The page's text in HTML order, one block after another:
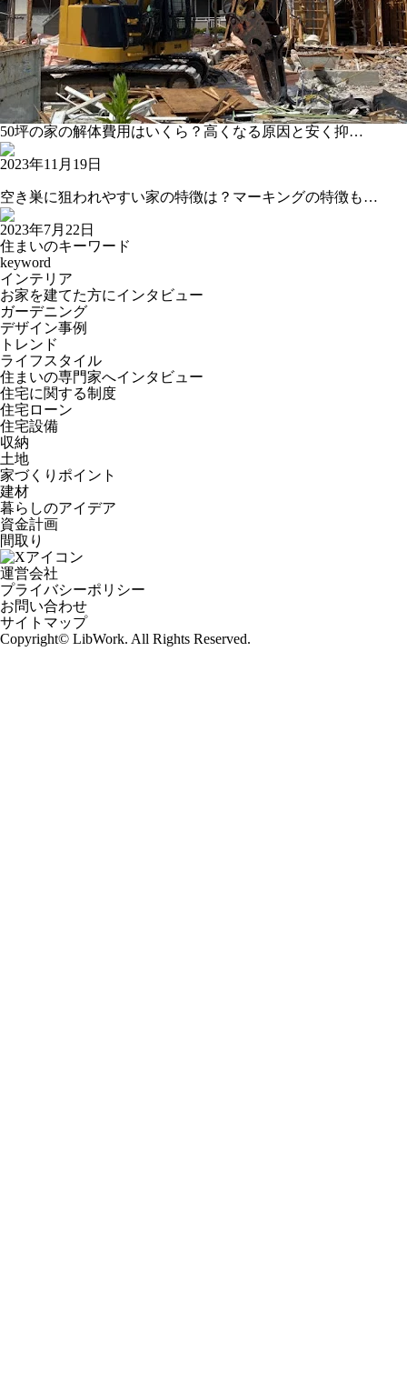
50坪の家の解体費用はいくら？高くなる原因と安く抑…
2023年11月19日
空き巣に狙われやすい家の特徴は？マーキングの特徴も…
2023年7月22日
住まいのキーワード
keyword
インテリア
お家を建てた方にインタビュー
ガーデニング
デザイン事例
トレンド
ライフスタイル
住まいの専門家へインタビュー
住宅に関する制度
住宅ローン
住宅設備
収納
土地
家づくりポイント
建材
暮らしのアイデア
資金計画
間取り
運営会社
プライバシーポリシー
お問い合わせ
サイトマップ
Copyright© LibWork. All Rights Reserved.